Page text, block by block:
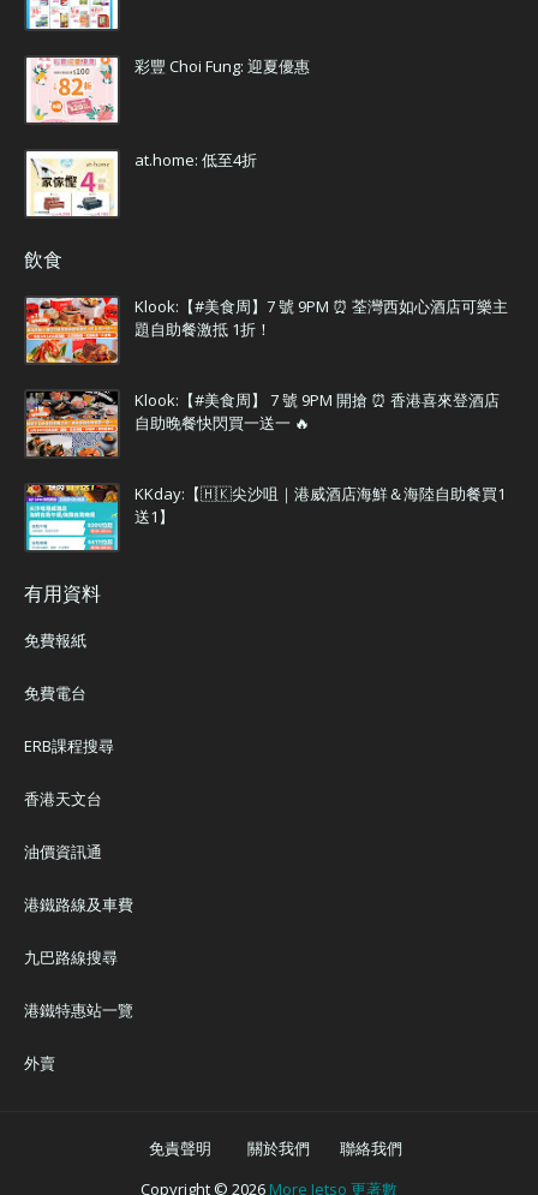
彩豐 Choi Fung: 迎夏優惠
at.home: 低至4折
飲食
Klook:【#美食周】7 號 9PM ⏰ 荃灣西如心酒店可樂主
題自助餐激抵 1折！
Klook:【#美食周】 7 號 9PM 開搶 ⏰ 香港喜來登酒店
自助晚餐快閃買一送一 🔥
KKday:【🇭🇰尖沙咀｜港威酒店海鮮＆海陸自助餐買1
送1】
有用資料
免費報紙
免費電台
ERB課程搜尋
香港天文台
油價資訊通
港鐵路線及車費
九巴路線搜尋
港鐵特惠站一覽
外賣
免責聲明 關於我們
聯絡我們
Copyright © 2026 More Jetso 更著數